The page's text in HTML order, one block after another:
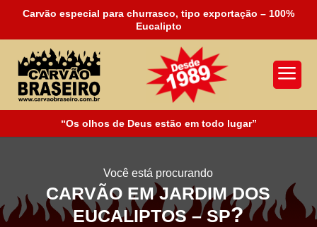
Carvão especial para churrasco, tipo exportação – 100%
Eucalipto
a
“Os olhos de Deus estão em todo lugar”
Você está procurando
CARVÃO EM JARDIM DOS
EUCALIPTOS – SP?